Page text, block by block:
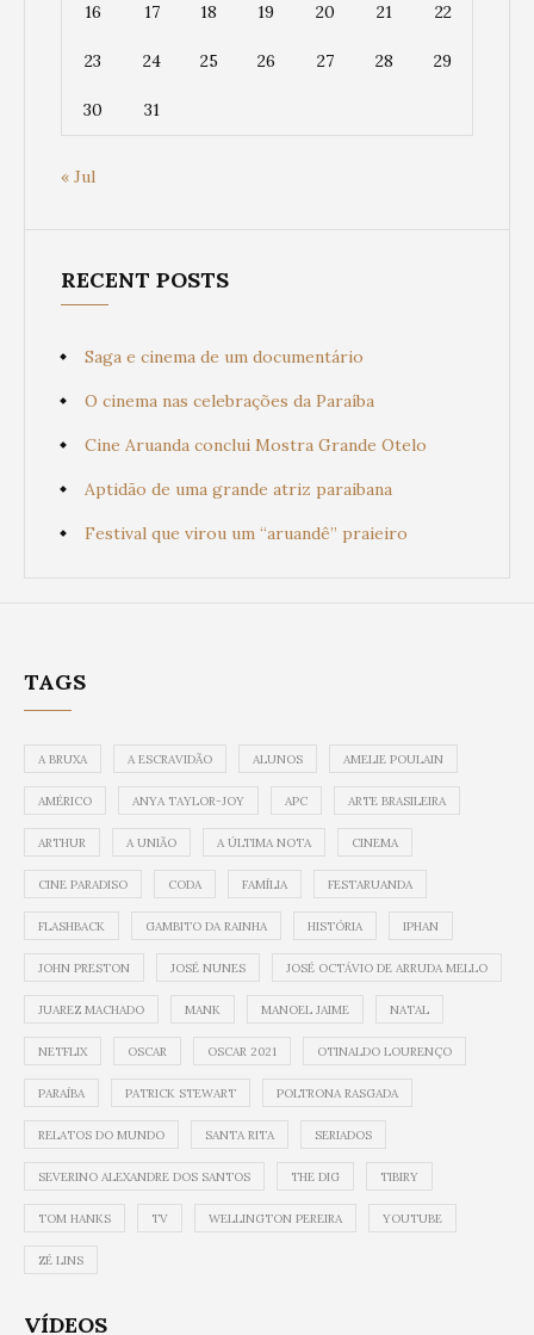
16 17 18 19 20 21 22
23 24 25 26 27 28 29
30 31
« Jul
RECENT POSTS
Saga e cinema de um documentário
O cinema nas celebrações da Paraíba
Cine Aruanda conclui Mostra Grande Otelo
Aptidão de uma grande atriz paraibana
Festival que virou um “aruandê” praieiro
TAGS
A BRUXA A ESCRAVIDÃO ALUNOS AMELIE POULAIN
AMÉRICO ANYA TAYLOR-JOY APC ARTE BRASILEIRA
ARTHUR A UNIÃO A ÚLTIMA NOTA CINEMA
CINE PARADISO CODA FAMÍLIA FESTARUANDA
FLASHBACK GAMBITO DA RAINHA HISTÓRIA IPHAN
JOHN PRESTON JOSÉ NUNES JOSÉ OCTÁVIO DE ARRUDA MELLO
JUAREZ MACHADO MANK MANOEL JAIME NATAL
NETFLIX OSCAR OSCAR 2021 OTINALDO LOURENÇO
PARAÍBA PATRICK STEWART POLTRONA RASGADA
RELATOS DO MUNDO SANTA RITA SERIADOS
SEVERINO ALEXANDRE DOS SANTOS THE DIG TIBIRY
TOM HANKS TV WELLINGTON PEREIRA YOUTUBE
ZÉ LINS
VÍDEOS